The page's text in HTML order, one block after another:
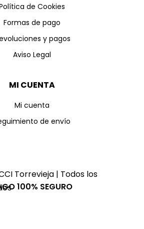
de Cookies
Formas de pago
y pagos
Aviso Legal
MI CUENTA
Mi cuenta
de envío
Torrevieja | Todos los
100% SEGURO